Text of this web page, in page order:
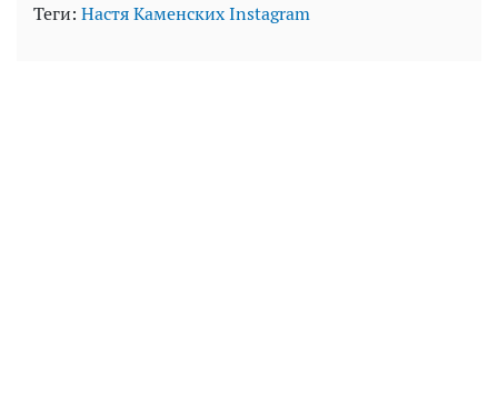
Теги: Настя КаменскихInstagram